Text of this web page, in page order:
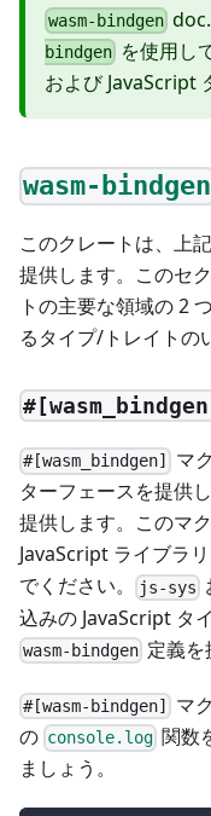
wasm-bindgen
bindgen を使用し
および JavaScript
wasm-bindgen
このクレートは、上
提供します。このセク
トの主要な領域の 2
るタイプ/トレイトの
#[wasm_bindgen]
マ
ターフェースを提供
提供します。このマ
JavaScript ライブラ
でください。
js-sys
込みの JavaScript タ
wasm-bindgen 定義を
#[wasm-bindgen]
マ
の console.log 関数
ましょう。